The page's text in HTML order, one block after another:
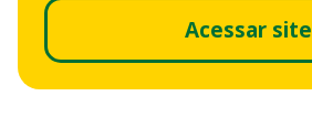
Acessar site